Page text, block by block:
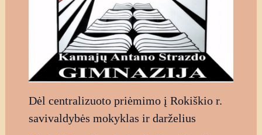
Dėl centralizuoto priėmimo į Rokiškio r.
savivaldybės mokyklas ir darželius